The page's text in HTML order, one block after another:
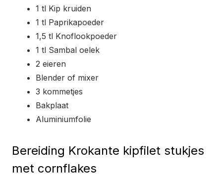
1 tl Kip kruiden
1 tl Paprikapoeder
1,5 tl Knoflookpoeder
1 tl Sambal oelek
2 eieren
Blender of mixer
3 kommetjes
Bakplaat
Aluminiumfolie
Bereiding Krokante kipfilet stukjes
met cornflakes